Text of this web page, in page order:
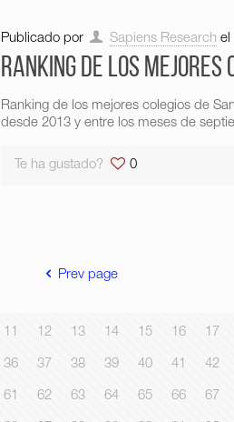
Publicado por Sapiens Research el
Ranking de los mejores
Ranking de los mejores colegios de
desde 2013 y entre los meses de
Te ha gustado? 0
Prev page
11 12 13 14 15 16 17
36 37 38 39 40 41 42
61 62 63 64 65 66 67